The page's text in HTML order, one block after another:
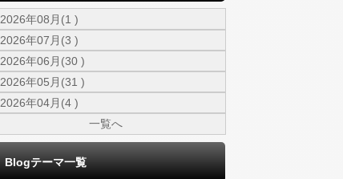
2026年08月(1 )
2026年07月(3 )
2026年06月(30 )
2026年05月(31 )
2026年04月(4 )
一覧へ
Blogテーマ一覧